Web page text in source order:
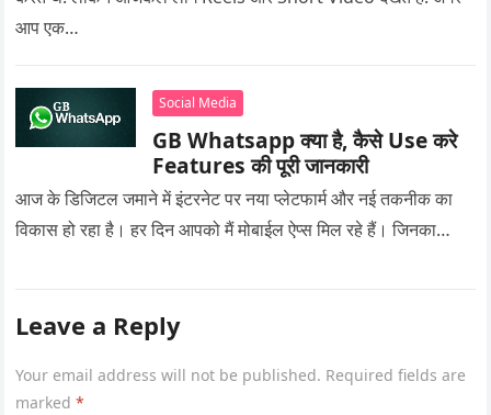
आप एक…
Social Media
GB Whatsapp क्या है, कैसे Use करे
Features की पूरी जानकारी
आज के डिजिटल जमाने में इंटरनेट पर नया प्लेटफार्म और नई तकनीक का
विकास हो रहा है। हर दिन आपको मैं मोबाईल ऐप्स मिल रहे हैं। जिनका…
Leave a Reply
Your email address will not be published. Required fields are
marked*